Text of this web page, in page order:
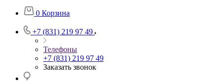
0 Корзина
+7 (831) 219 97 49
Телефоны
+7 (831) 219 97 49
Заказать звонок